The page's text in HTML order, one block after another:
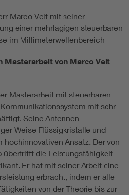
Marco Veit mit seiner
einer mehrlagigen steuerbaren
im Millimeterwellenbereich
Masterarbeit von Marco Veit
Masterarbeit mit steuerbaren
mit sehr
Seine Antennen
Weise Flüssigkristalle und
hochinnovativen Ansatz. Der von
übertrifft die Leistungsfähigkeit
Er hat mit seiner Arbeit eine
erbracht, indem er alle
von der Theorie bis zur